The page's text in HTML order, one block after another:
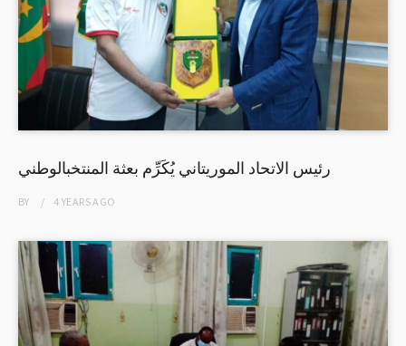
رئيس الاتحاد الموريتاني يُكَرِّم بعثة المنتخبالوطني
BY 4 YEARSAGO